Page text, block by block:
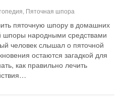
Пяточная шпора
пяточную шпору в домашних
шпоры народными средствами
человек слышал о пяточной
остаются загадкой для
как правильно лечить